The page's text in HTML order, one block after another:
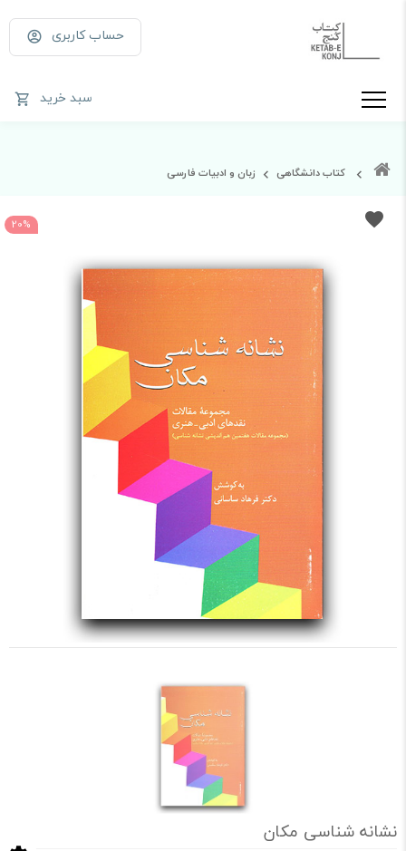
حساب کاربری
سبد خرید
کتاب دانشگاهی زبان و ادبیات فارسی
20%
نشانه شناسی مکان